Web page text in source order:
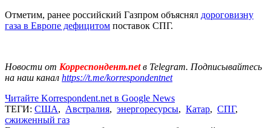
Отметим, ранее российский Газпром объяснял дороговизну
газа в Европе дефицитом поставок СПГ.
Новости от Корреспондент.netв Telegram. Подписывайтесь
на наш канал https://t.me/korrespondentnet
Читайте Korrespondent.net в Google News
ТЕГИ: США, Австралия, энергоресурсы, Катар, СПГ,
сжиженный газ